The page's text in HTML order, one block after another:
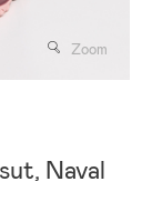
Zoom
Naval